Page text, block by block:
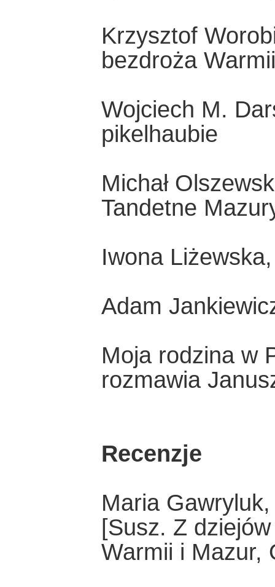
Krzysztof
bezdroża
Wojciech M.
pikelhaubie
Michał
Tandetne
Iwona
Adam
Moja rodzina w
rozmawia
Recenzje
Maria
[Susz. Z
Warmii i Mazur,